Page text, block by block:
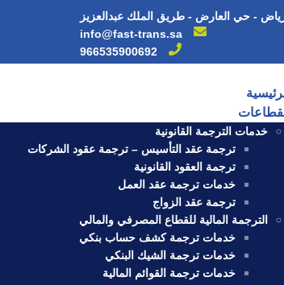
- حي العارض - طريق الملك عبدالعزيز
info@fast-trans.sa
966535900692
خدمات الترجمة القانونية
ترجمة عقد التأسيس – ترجمة عقود الشركات
ترجمة العقود القانونية
خدمات ترجمة عقد العمل
ترجمة عقد الزواج
الترجمة المالية للقطاع المصرفي والمالي
خدمات ترجمة كشف حساب بنكي
خدمات ترجمة الشيك البنكي
خدمات ترجمة القوائم المالية